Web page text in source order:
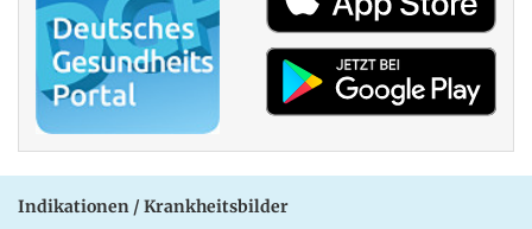
Indikationen / Krankheitsbilder